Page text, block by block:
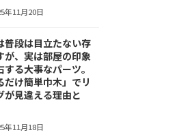
年11月20日
普段は目立たない存
が、実は部屋の印象
する大事なパーツ。
だけ簡単巾木」でリ
が見違える理由と
年11月18日